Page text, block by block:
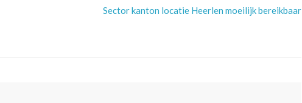
Sector kanton locatie Heerlen moeilijk bereikbaar